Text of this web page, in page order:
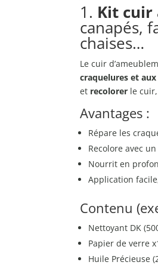
1. Kit cuir
canapés,
chaises…
Le cuir
craquelures et
et recolorer le
Avantages :
Répare les
Recolore avec
Nourrit en
Application
Contenu
Nettoyant DK
Papier de verre
Huile Précieuse